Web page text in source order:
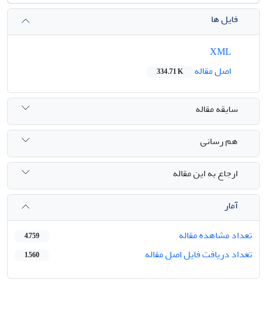
فایل ها
اصل مقاله
334.71 K
سابقه مقاله
هم رسانی
ارجاع به این مقاله
آمار
تعداد مشاهده مقاله
4,759
تعداد دریافت فایل اصل مقاله 1,560